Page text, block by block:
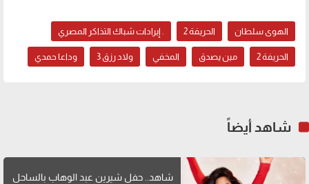
الهوى سلطان الحريفة 2 . إيرادات شباك التذاكر المصري
الحريفة 2 مين يصدق المخفي ولاد رزق 3 وداعا حمدي
شاهد أيضاً
شاهد.. حفل شيرين عبد الوهاب بالساحل